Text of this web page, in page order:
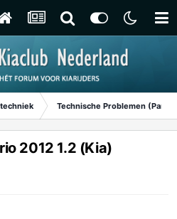
Technische Problemen
2012 1.2 (Kia)